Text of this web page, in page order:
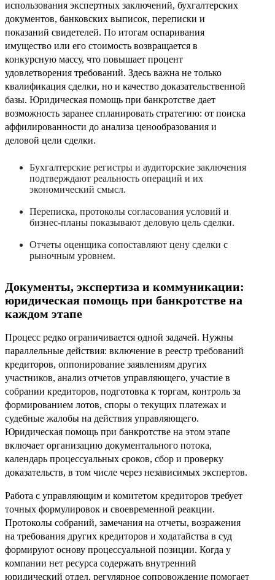
использования экспертных заключений, бухгалтерских
документов, банковских выписок, переписки и
показаний свидетелей. По итогам оспаривания
имущество или его стоимость возвращается в
конкурсную массу, что повышает процент
удовлетворения требований. Здесь важна не только
квалификация сделки, но и качество доказательственной
базы. Юридическая помощь при банкротстве дает
возможность заранее спланировать стратегию: от поиска
аффилированности до анализа ценообразования и
деловой цели сделки.
Бухгалтерские регистры и аудиторские заключения
подтверждают реальность операций и их
экономический смысл.
Переписка, протоколы согласования условий и
бизнес-планы показывают деловую цель сделки.
Отчеты оценщика сопоставляют цену сделки с
рыночным уровнем.
Документы, экспертиза и коммуникации:
юридическая помощь при банкротстве на
каждом этапе
Процесс редко ограничивается одной задачей. Нужны
параллельные действия: включение в реестр требований
кредиторов, оппонирование заявлениям других
участников, анализ отчетов управляющего, участие в
собрании кредиторов, подготовка к торгам, контроль за
формированием лотов, споры о текущих платежах и
судебные жалобы на действия управляющего.
Юридическая помощь при банкротстве на этом этапе
включает организацию документального потока,
календарь процессуальных сроков, сбор и проверку
доказательств, в том числе через независимых экспертов.
Работа с управляющим и комитетом кредиторов требует
точных формулировок и своевременной реакции.
Протоколы собраний, замечания на отчеты, возражения
на требования других кредиторов и ходатайства в суд
формируют основу процессуальной позиции. Когда у
компании нет ресурса содержать внутренний
юридический отдел, регулярное сопровождение помогает